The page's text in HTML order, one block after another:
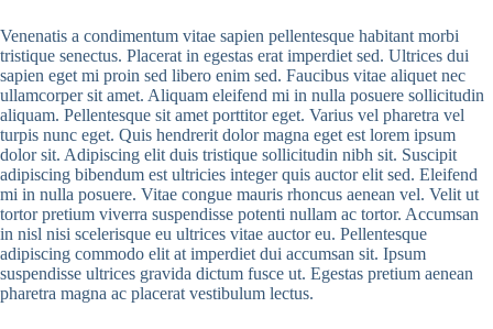
Venenatis a condimentum vitae sapien pellentesque habitant morbi
tristique senectus. Placerat in egestas erat imperdiet sed. Ultrices dui
sapien eget mi proin sed libero enim sed. Faucibus vitae aliquet nec
ullamcorper sit amet. Aliquam eleifend mi in nulla posuere sollicitudin
aliquam. Pellentesque sit amet porttitor eget. Varius vel pharetra vel
turpis nunc eget. Quis hendrerit dolor magna eget est lorem ipsum
dolor sit. Adipiscing elit duis tristique sollicitudin nibh sit. Suscipit
adipiscing bibendum est ultricies integer quis auctor elit sed. Eleifend
mi in nulla posuere. Vitae congue mauris rhoncus aenean vel. Velit ut
tortor pretium viverra suspendisse potenti nullam ac tortor. Accumsan
in nisl nisi scelerisque eu ultrices vitae auctor eu. Pellentesque
adipiscing commodo elit at imperdiet dui accumsan sit. Ipsum
suspendisse ultrices gravida dictum fusce ut. Egestas pretium aenean
pharetra magna ac placerat vestibulum lectus.